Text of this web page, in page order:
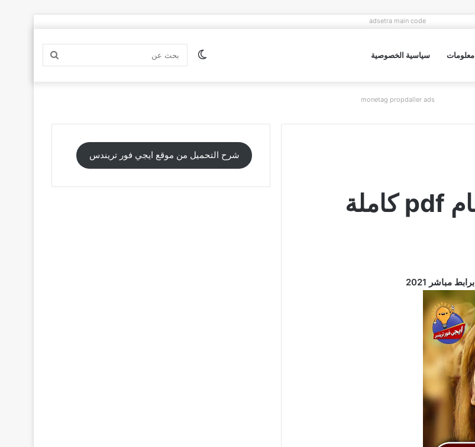
adsetra main code
معلومات سياسية الخصوصية بحث الوضع
monetag propdaller ads
تحميل رواية من أجل الأنتقام pdf كاملة
شرح التحميل من موقع ايجي فور تريندس